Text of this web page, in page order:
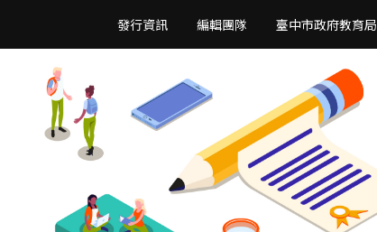
主
發行資訊 編輯團隊 臺中市政府教育局